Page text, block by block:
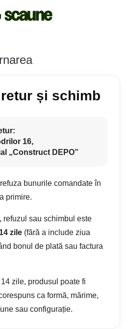
și schimb
16,
„Construct DEPO”
bunurile comandate în
primire.
refuzul sau schimbul este
14 zile (fără a include ziua
bonul de plată sau factura
zile, produsul poate fi
ca formă, mărime,
sau configurație.